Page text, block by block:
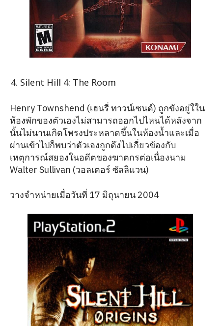
Silent Hill 4: The Room
Henry Townshend (เฮนรี่ ทาวน์เซนด์) ถูกขังอยู่ใใน
ห้องพักของตัวเองไม่สามารถออกไปไหนได้หลังจาก
นั้นไม่นานเกิดโพรงประหลาดขึ้นในห้องน้ำและเมื่อ
ผ่านเข้าไปก็พบว่าตัวเองถูกดึงไปเกี่ยวข้องกับ
เหตุการณ์สยองในอดีตของฆาตกรต่อเนื่องนาม
Walter Sullivan (วอลเตอร์ ซัลลิแวน)
วางจำหน่ายเมื่อวันที่ 17 มิถุนายน 2004